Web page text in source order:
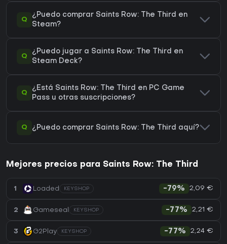
Q
¿Puedo comprar Saints Row: The Third en
Steam?
Q
¿Puedo jugar a Saints Row: The Third en
Steam Deck?
Q
¿Está Saints Row: The Third en PC Game
Pass u otras suscripciones?
Q ¿Puedo comprar Saints Row: The Third aquí?
Mejores precios para Saints Row: The Third
1 Loaded KEYSHOP -79% 2,09 €
2 Gameseal KEYSHOP -77% 2,21 €
3 G2Play KEYSHOP -77% 2,24 €